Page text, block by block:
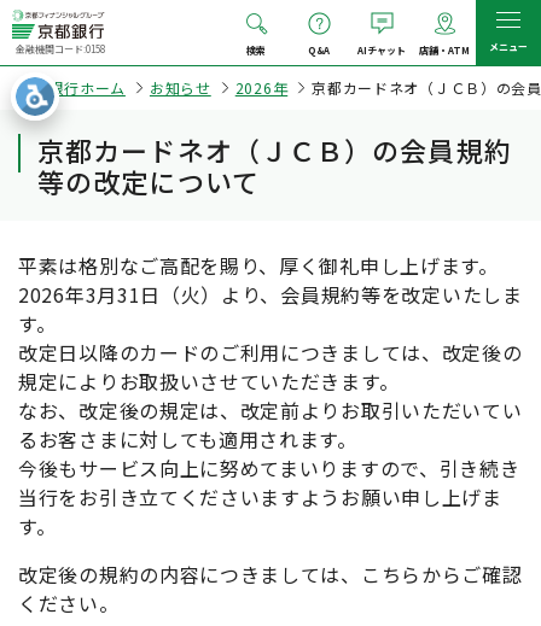
金融機関コード:0158 検索 Q&A AIチャット 店舗・ATM メニュー
京都銀行ホーム お知らせ 2026年 京都カードネオ（ＪＣＢ）の会
京都カードネオ（ＪＣＢ）の会員規約
等の改定について
平素は格別なご高配を賜り、厚く御礼申し上げます。
2026年3月31日（火）より、会員規約等を改定いたしま
す。
改定日以降のカードのご利用につきましては、改定後の
規定によりお取扱いさせていただきます。
なお、改定後の規定は、改定前よりお取引いただいてい
るお客さまに対しても適用されます。
今後もサービス向上に努めてまいりますので、引き続き
当行をお引き立てくださいますようお願い申し上げま
す。
改定後の規約の内容につきましては、こちらからご確認
ください。